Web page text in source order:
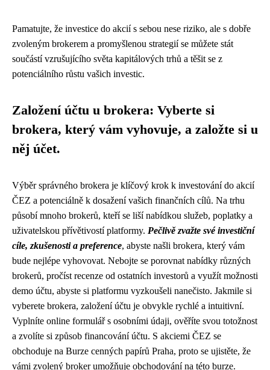
Pamatujte, že investice do akcií s sebou nese riziko, ale s dobře
zvoleným brokerem a promyšlenou strategií se můžete stát
součástí vzrušujícího světa kapitálových trhů a těšit se z
potenciálního růstu vašich investic.
Založení účtu u brokera: Vyberte si
brokera, který vám vyhovuje, a založte si u
něj účet.
Výběr správného brokera je klíčový krok k investování do akcií
ČEZ a potenciálně k dosažení vašich finančních cílů. Na trhu
působí mnoho brokerů, kteří se liší nabídkou služeb, poplatky a
uživatelskou přívětivostí platformy. Pečlivě zvažte své investiční
cíle, zkušenosti a preference, abyste našli brokera, který vám
bude nejlépe vyhovovat. Nebojte se porovnat nabídky různých
brokerů, pročíst recenze od ostatních investorů a využít možnosti
demo účtu, abyste si platformu vyzkoušeli nanečisto. Jakmile si
vyberete brokera, založení účtu je obvykle rychlé a intuitivní.
Vyplníte online formulář s osobními údaji, ověříte svou totožnost
a zvolíte si způsob financování účtu. S akciemi ČEZ se
obchoduje na Burze cenných papírů Praha, proto se ujistěte, že
vámi zvolený broker umožňuje obchodování na této burze.